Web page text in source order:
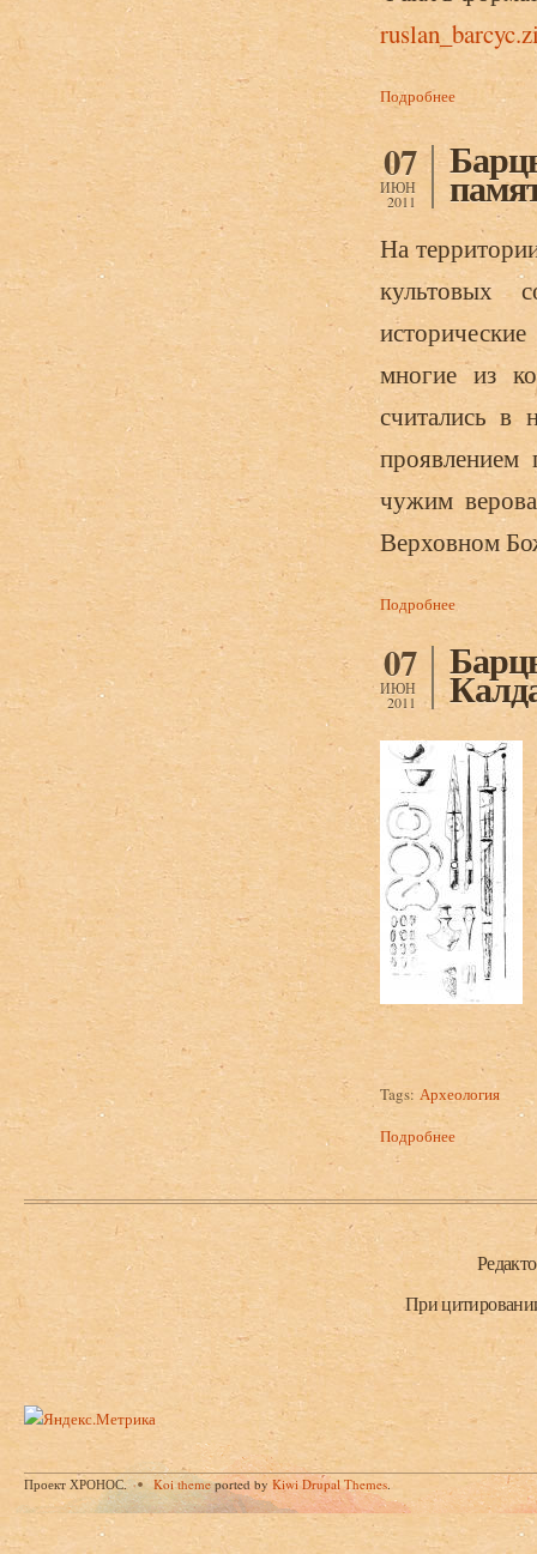
Подробнее о Барцыц
07
ИЮН
2011
На
культовых
многие из
считались в
проявлением
чужим
Верховном
Подробнее о Барцыц
07
ИЮН
2011
Tags: Археология
Подробнее о Барцыц
Нижний колонтитул
При
Проект ХРОНОС. Koi themeported byKiwi Drupal Themes.